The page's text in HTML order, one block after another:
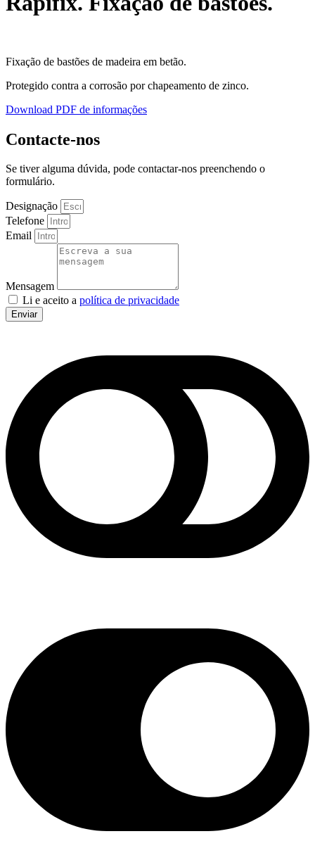
Fixação de bastões de madeira em betão.
Protegido contra a corrosão por chapeamento de zinco.
Download PDF de informações
Contacte-nos
Se tiver alguma dúvida, pode contactar-nos preenchendo o
formulário.
Designação
Telefone
Email
Mensagem
Li e aceito a política de privacidade
Enviar